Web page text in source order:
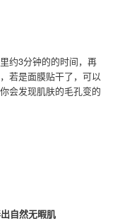
约3分钟的的时间，再
若是面膜贴干了，可以
会发现肌肤的毛孔变的
自然无暇肌